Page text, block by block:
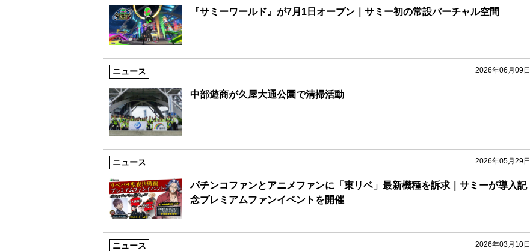
『サミーワールド』が7月1日オープン｜サミー初の常設バーチャル空間
2026年06月09日
ニュース
中部遊商が久屋大通公園で清掃活動
2026年05月29日
ニュース
パチンコファンとアニメファンに「東リベ」最新機種を訴求｜サミーが導入記
念プレミアムファンイベントを開催
2026年03月10日
ニュース